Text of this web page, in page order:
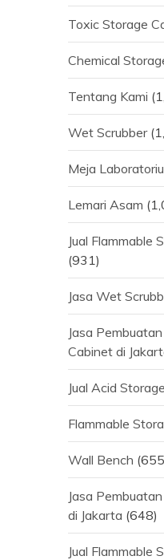
Toxic Storage
Chemical
Tentang Kami
Wet Scrubber
Meja
Lemari Asam
Jual Flammable
(931)
Jasa Wet
Jasa
Cabinet di
Jual Acid
Flammable
Wall Bench
Jasa
di Jakarta (648)
Jual Flammable